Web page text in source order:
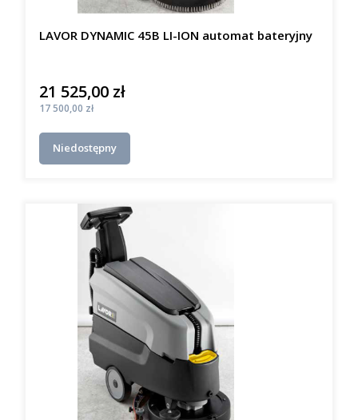
LAVOR DYNAMIC 45B LI-ION automat bateryjny
Cena
21 525,00 zł
Cena
17 500,00 zł
Niedostępny